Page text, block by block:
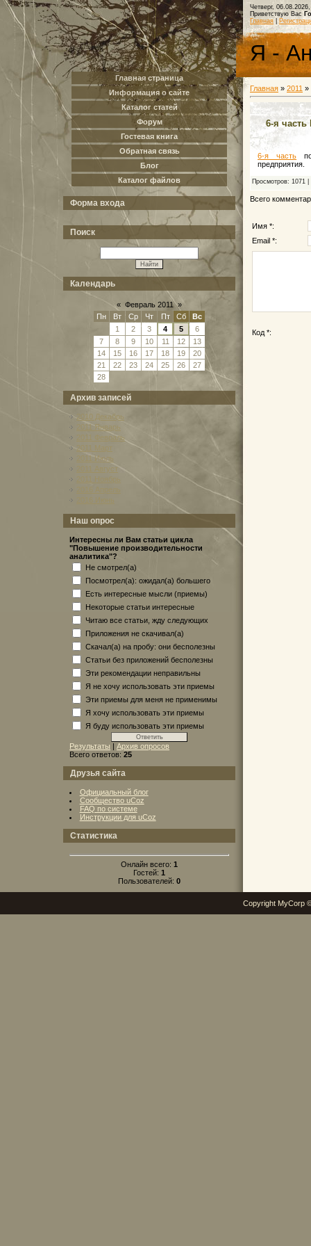
Главная страница
Информация о сайте
Каталог статей
Форум
Гостевая книга
Обратная связь
Блог
Каталог файлов
Форма входа
Поиск
Календарь
« Февраль 2011 »
Пн
Вт Ср Чт Пт Сб
Вс
1
2 3 4 5
6
7
8 9 10 11 12
13
14
15 16 17 18 19
20
21
22 23 24 25 26
27
28
Архив записей
2010 Декабрь
2011 Январь
2011 Февраль
2011 Март
2011 Июль
2011 Август
2011 Ноябрь
2016 Апрель
2016 Июнь
Наш опрос
Интересны ли Вам статьи цикла
"Повышение производительности
аналитика"?
Не смотрел(а)
Посмотрел(а): ожидал(а) большего
Есть интересные мысли (приемы)
Некоторые статьи интересные
Читаю все статьи, жду следующих
Приложения не скачивал(а)
Скачал(а) на пробу: они бесполезны
Статьи без приложений бесполезны
Эти рекомендации неправильны
Я не хочу использовать эти приемы
Эти приемы для меня не применимы
Я хочу использовать эти приемы
Я буду использовать эти приемы
Результаты | Архив опросов
Всего ответов: 25
Друзья сайта
Официальный блог
Сообщество uCoz
FAQ по системе
Инструкции для uCoz
Статистика
Онлайн всего: 1
Гостей: 1
Пользователей: 0
Четверг,
Приветствую Вас
Главная
Я -
Главная » 2011 »
6-я часть
6-я часть
предприятия.
Просмотров: 1071 |
Всего
Имя *:
Email *:
Код *:
Copyright MyCorp